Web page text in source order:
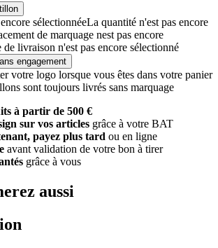
sélectionnéeLa quantité n'est pas encore
de marquage nest pas encore
de livraison n'est pas encore sélectionné
engagement
votre logo lorsque vous êtes dans votre panier
sont toujours livrés sans marquage
à partir de 500 €
sur vos articles grâce à votre BAT
payez plus tard ou en ligne
avant validation de votre bon à tirer
grâce à vous
aussi